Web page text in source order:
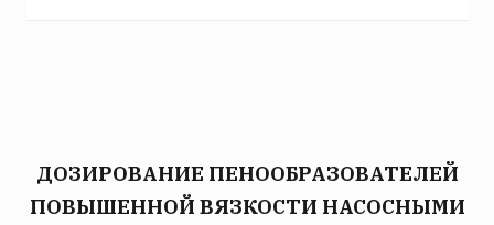
ДОЗИРОВАНИЕ ПЕНООБРАЗОВАТЕЛЕЙ
ПОВЫШЕННОЙ ВЯЗКОСТИ НАСОСНЫМИ